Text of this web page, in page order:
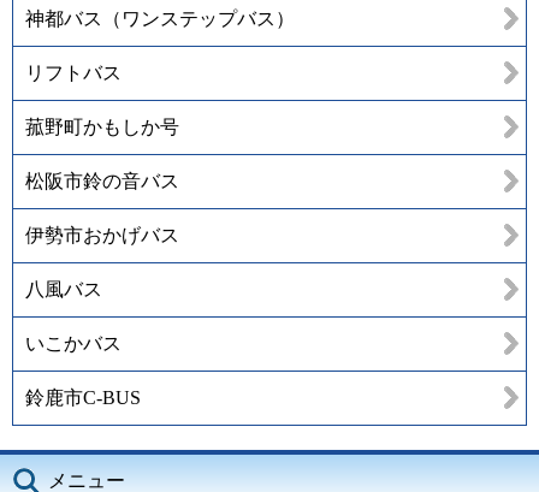
神都バス（ワンステップバス）
リフトバス
菰野町かもしか号
松阪市鈴の音バス
伊勢市おかげバス
八風バス
いこかバス
鈴鹿市C-BUS
メニュー